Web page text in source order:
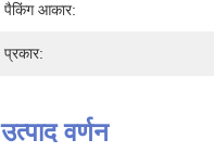
पैकिंग आकार:
प्रकार:
उत्पाद वर्णन